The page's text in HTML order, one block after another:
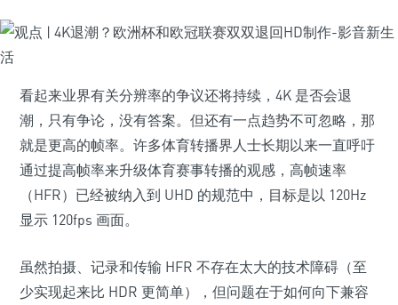
看起来业界有关分辨率的争议还将持续，4K 是否会退
潮，只有争论，没有答案。但还有一点趋势不可忽略，那
就是更高的帧率。许多体育转播界人士长期以来一直呼吁
通过提高帧率来升级体育赛事转播的观感，高帧速率
（HFR）已经被纳入到 UHD 的规范中，目标是以 120Hz
显示 120fps 画面。
虽然拍摄、记录和传输 HFR 不存在太大的技术障碍（至
少实现起来比 HDR 更简单），但问题在于如何向下兼容